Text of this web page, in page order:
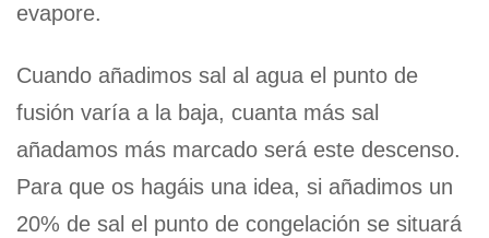
evapore.
Cuando añadimos sal al agua el punto de
fusión varía a la baja, cuanta más sal
añadamos más marcado será este descenso.
Para que os hagáis una idea, si añadimos un
20% de sal el punto de congelación se situará